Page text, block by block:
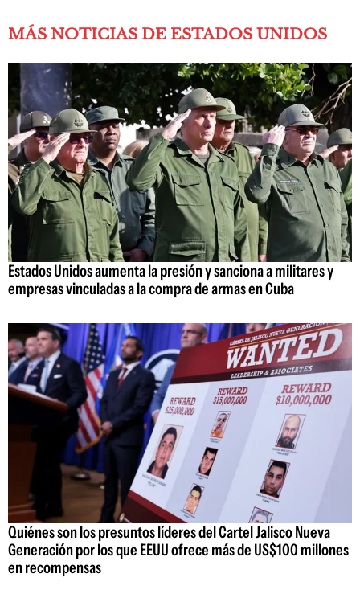
MÁS NOTICIAS DE ESTADOS UNIDOS
Estados Unidos aumenta la presión y sanciona a militares y
empresas vinculadas a la compra de armas en Cuba
Quiénes son los presuntos líderes del Cartel Jalisco Nueva
Generación por los que EEUU ofrece más de US$100 millones
en recompensas